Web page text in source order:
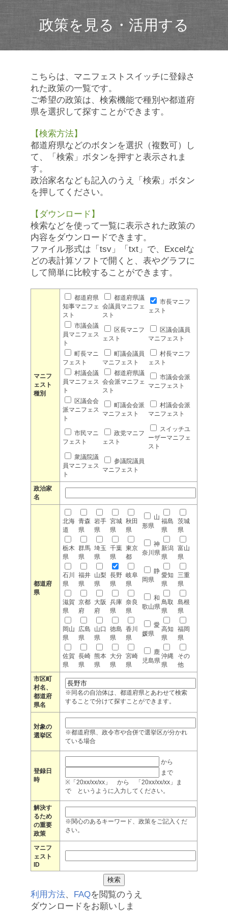
政策を見る・活用する
こちらは、マニフェストスイッチに登録さ
れた政策の一覧です。
ご希望の政策は、検索機能で種別や都道府
県を選択して探すことができます。
【検索方法】
都道府県などのボタンを選択（複数可）し
て、「検索」ボタンを押すと表示されま
す。
政治家名なども記入のうえ「検索」ボタン
を押してください。
【ダウンロード】
検索などを使って一覧に表示された政策の
内容をダウンロードできます。
ファイル形式は「tsv」「txt」で、Excelな
どの表計算ソフトで開くと、表やグラフに
して簡単に比較することができます。
マニフ
ェスト
種別
都道府県
知事マニフェ
スト
都道府県議
会議員マニフェ
スト
市長マニフ
ェスト
市議会議
員マニフェス
ト
区長マニフ
ェスト
区議会議員
マニフェスト
町長マニ
フェスト
町議会議員
マニフェスト
村長マニフ
ェスト
村議会議
員マニフェス
ト
都道府県議
会会派マニフェ
スト
市議会会派
マニフェスト
区議会会
派マニフェス
ト
町議会会派
マニフェスト
村議会会派
マニフェスト
市民マニ
フェスト
政党マニフ
ェスト
スイッチユ
ーザーマニフェ
スト
衆議院議
員マニフェス
ト
参議院議員
マニフェスト
政治家
名
都道府
県
北海
道
青森
県
岩手
県
宮城
県
秋田
県
山
形県
福島
県
茨城
県
栃木
県
群馬
県
埼玉
県
千葉
県
東京
都
神
奈川県
新潟
県
富山
県
石川
県
福井
県
山梨
県
長野
県
岐阜
県
静
岡県
愛知
県
三重
県
滋賀
県
京都
府
大阪
府
兵庫
県
奈良
県
和
歌山県
鳥取
県
島根
県
岡山
県
広島
県
山口
県
徳島
県
香川
県
愛
媛県
高知
県
福岡
県
佐賀
県
長崎
県
熊本
県
大分
県
宮崎
県
鹿
児島県
沖縄
県
その
他
市区町
村名、
都道府
県名
※同名の自治体は、都道府県とあわせて検索
することで分けて探すことができます。
対象の
選挙区
※都道府県、政令市や合併で選挙区が分かれ
ている場合
登録日
時
から
まで
※「20xx/xx/xx」 から 「20xx/xx/xx」ま
で というように入力してください。
解決す
るため
の重要
政策
※関心のあるキーワード、政策をご記入くだ
さい。
マニフ
ェスト
ID
利用方法、 FAQを閲覧のうえ
ダウンロードをお願いしま